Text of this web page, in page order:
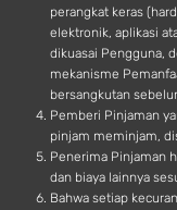
perangkat keras
elektronik, aplikasi
dikuasai Pengguna,
mekanisme
bersangkutan
Pemberi Pinjaman
pinjam meminjam,
Penerima Pinjaman
dan biaya lainnya
Bahwa setiap